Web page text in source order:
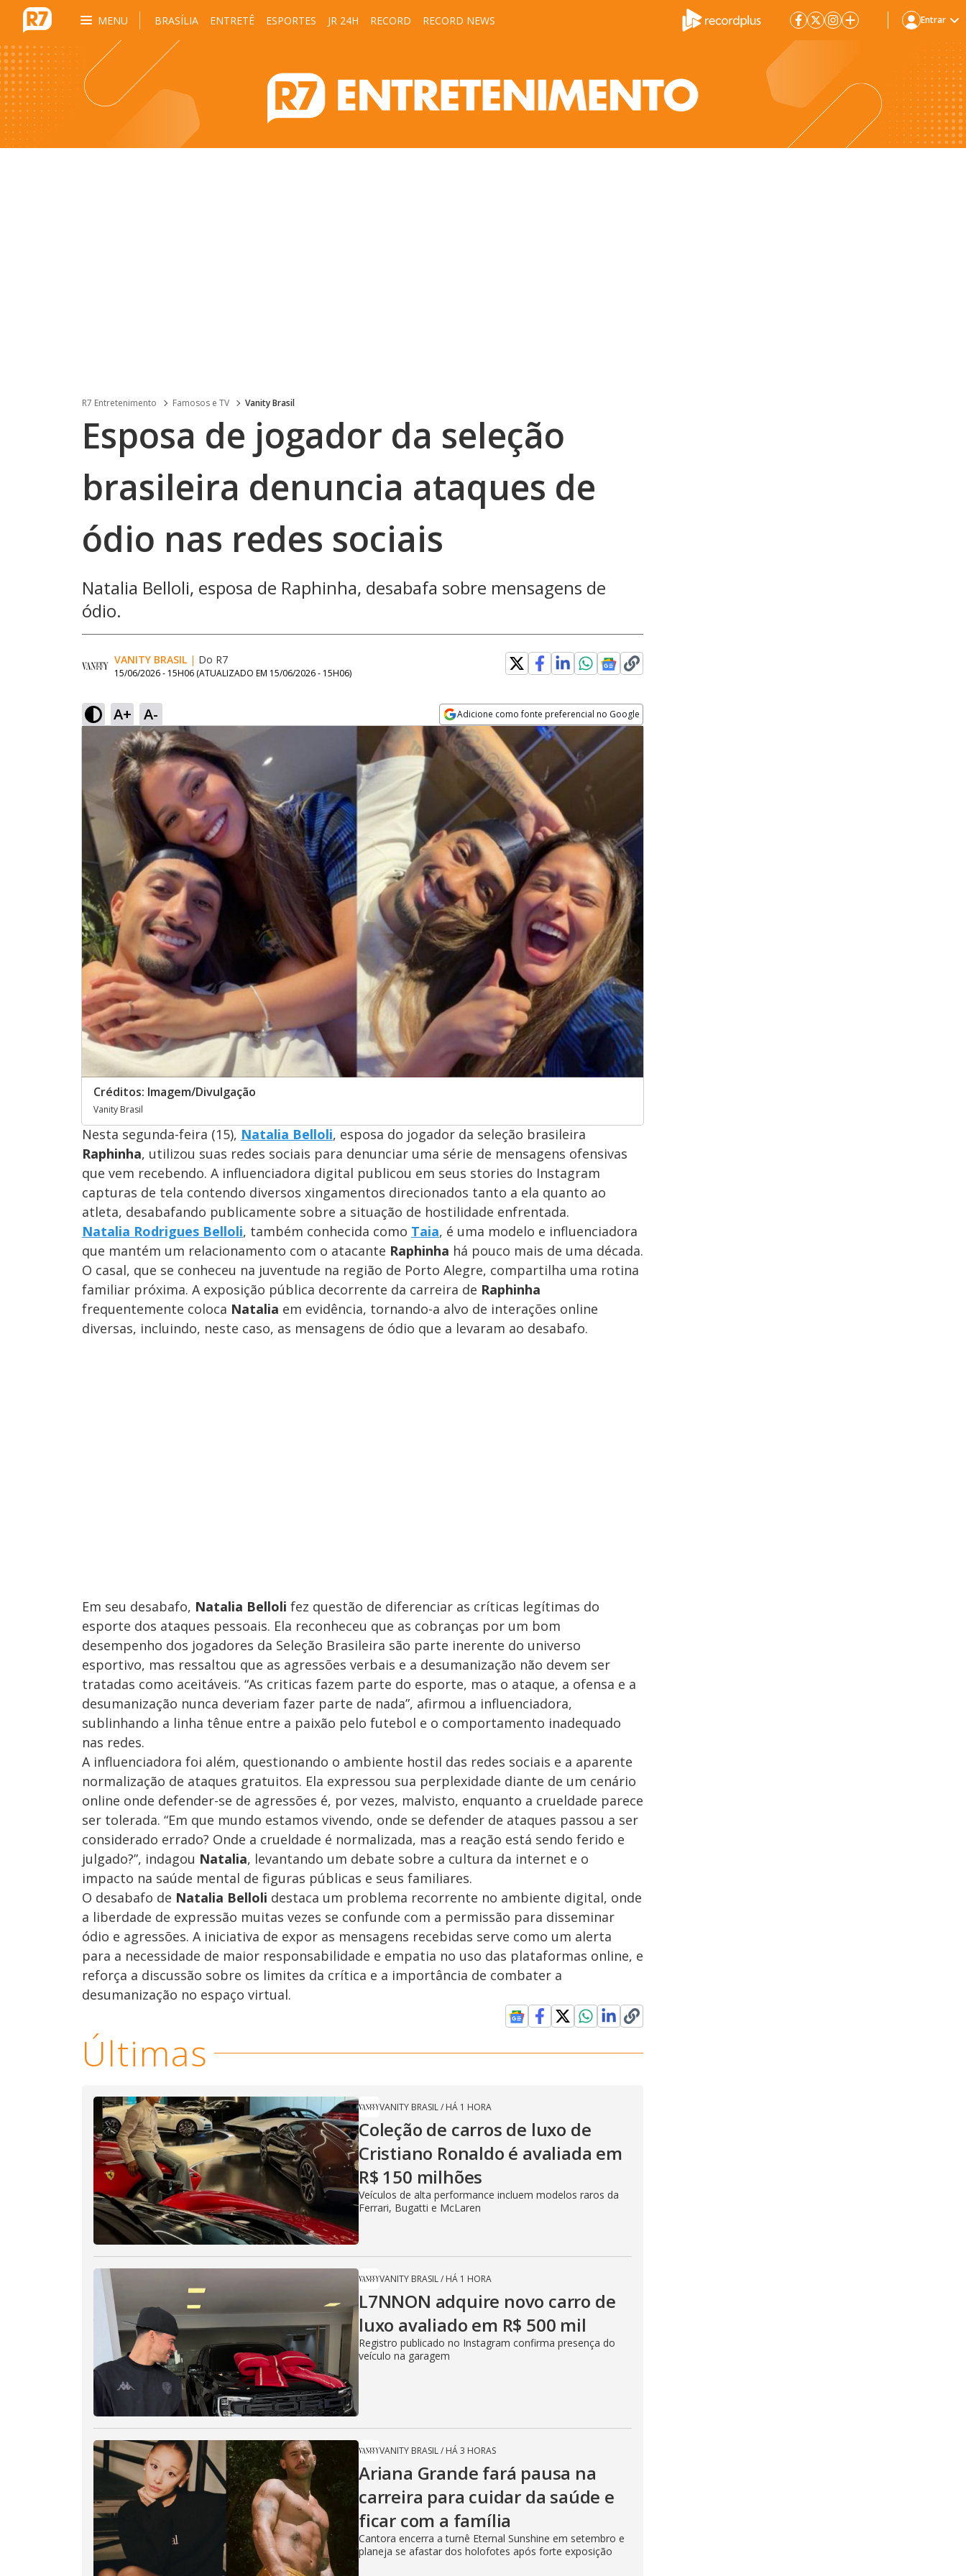
MENU BRASÍLIA ENTRETÊ ESPORTES JR 24H RECORD RECORD NEWS Entrar
R7 Entretenimento Famosos e TV Vanity Brasil
Esposa de jogador da seleção
brasileira denuncia ataques de
ódio nas redes sociais
Natalia Belloli, esposa de Raphinha, desabafa sobre mensagens de
ódio.
VANITY BRASIL | Do R7
15/06/2026 - 15H06 (ATUALIZADO EM 15/06/2026 - 15H06)
A+ A- Adicione como fonte preferencial no Google
Opens in new window
Créditos: Imagem/Divulgação
Vanity Brasil
Nesta segunda-feira (15), Natalia Belloli, esposa do jogador da seleção brasileira
Raphinha, utilizou suas redes sociais para denunciar uma série de mensagens ofensivas
que vem recebendo. A influenciadora digital publicou em seus stories do Instagram
capturas de tela contendo diversos xingamentos direcionados tanto a ela quanto ao
atleta, desabafando publicamente sobre a situação de hostilidade enfrentada.
Natalia Rodrigues Belloli, também conhecida como Taia, é uma modelo e influenciadora
que mantém um relacionamento com o atacante Raphinha há pouco mais de uma década.
O casal, que se conheceu na juventude na região de Porto Alegre, compartilha uma rotina
familiar próxima. A exposição pública decorrente da carreira de Raphinha
frequentemente coloca Natalia em evidência, tornando-a alvo de interações online
diversas, incluindo, neste caso, as mensagens de ódio que a levaram ao desabafo.
Em seu desabafo, Natalia Belloli fez questão de diferenciar as críticas legítimas do
esporte dos ataques pessoais. Ela reconheceu que as cobranças por um bom
desempenho dos jogadores da Seleção Brasileira são parte inerente do universo
esportivo, mas ressaltou que as agressões verbais e a desumanização não devem ser
tratadas como aceitáveis. “As criticas fazem parte do esporte, mas o ataque, a ofensa e a
desumanização nunca deveriam fazer parte de nada”, afirmou a influenciadora,
sublinhando a linha tênue entre a paixão pelo futebol e o comportamento inadequado
nas redes.
A influenciadora foi além, questionando o ambiente hostil das redes sociais e a aparente
normalização de ataques gratuitos. Ela expressou sua perplexidade diante de um cenário
online onde defender-se de agressões é, por vezes, malvisto, enquanto a crueldade parece
ser tolerada. “Em que mundo estamos vivendo, onde se defender de ataques passou a ser
considerado errado? Onde a crueldade é normalizada, mas a reação está sendo ferido e
julgado?”, indagou Natalia, levantando um debate sobre a cultura da internet e o
impacto na saúde mental de figuras públicas e seus familiares.
O desabafo de Natalia Belloli destaca um problema recorrente no ambiente digital, onde
a liberdade de expressão muitas vezes se confunde com a permissão para disseminar
ódio e agressões. A iniciativa de expor as mensagens recebidas serve como um alerta
para a necessidade de maior responsabilidade e empatia no uso das plataformas online, e
reforça a discussão sobre os limites da crítica e a importância de combater a
desumanização no espaço virtual.
Últimas
VANITY BRASIL/ HÁ 1 HORA
Coleção de carros de luxo de
Cristiano Ronaldo é avaliada em
R$ 150 milhões
Veículos de alta performance incluem modelos raros da
Ferrari, Bugatti e McLaren
VANITY BRASIL/ HÁ 1 HORA
L7NNON adquire novo carro de
luxo avaliado em R$ 500 mil
Registro publicado no Instagram confirma presença do
veículo na garagem
VANITY BRASIL/ HÁ 3 HORAS
Ariana Grande fará pausa na
carreira para cuidar da saúde e
ficar com a família
Cantora encerra a turnê Eternal Sunshine em setembro e
planeja se afastar dos holofotes após forte exposição